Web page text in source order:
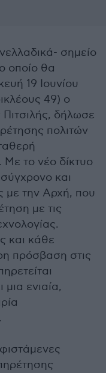
σημείο
οποίο θα
19 Ιουνίου
49) ο
δήλωσε
πολιτών
το νέο δίκτυο
και
με την Αρχή, που
με τις
και κάθε
πρόσβαση στις
ενιαία,